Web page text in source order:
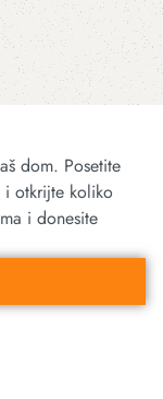
dom. Posetite
i otkrijte koliko
i donesite